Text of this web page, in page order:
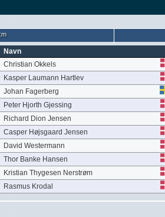
Navn
Christian Okkels
Kasper Laumann Hartlev
Johan Fagerberg
Peter Hjorth Gjessing
Richard Dion Jensen
Casper Højsgaard Jensen
David Westermann
Thor Banke Hansen
Kristian Thygesen Nerstrøm
Rasmus Krodal